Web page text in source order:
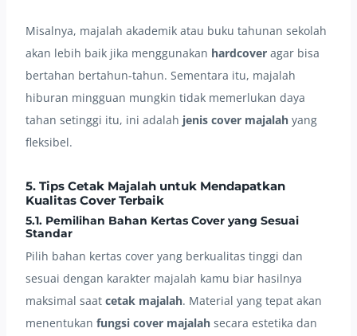
Misalnya, majalah akademik atau buku tahunan sekolah
akan lebih baik jika menggunakan hardcover agar bisa
bertahan bertahun-tahun. Sementara itu, majalah
hiburan mingguan mungkin tidak memerlukan daya
tahan setinggi itu, ini adalah jenis cover majalah yang
fleksibel.
5. Tips Cetak Majalah untuk Mendapatkan
Kualitas Cover Terbaik
5.1. Pemilihan Bahan Kertas Cover yang Sesuai
Standar
Pilih bahan kertas cover yang berkualitas tinggi dan
sesuai dengan karakter majalah kamu biar hasilnya
maksimal saat cetak majalah. Material yang tepat akan
menentukan fungsi cover majalah secara estetika dan